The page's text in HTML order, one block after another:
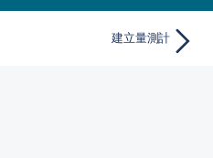
建立量測計